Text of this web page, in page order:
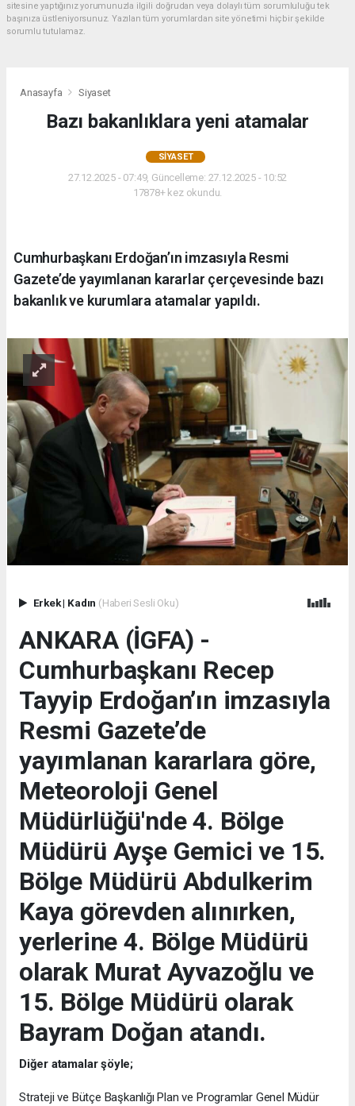
sitesine yaptığınız yorumunuzla ilgili doğrudan veya dolaylı tüm sorumluluğu tek
başınıza üstleniyorsunuz. Yazılan tüm yorumlardan site yönetimi hiçbir şekilde
sorumlu tutulamaz.
Anasayfa Siyaset
Bazı bakanlıklara yeni atamalar
SIYASET
27.12.2025 - 07:49, Güncelleme: 27.12.2025 - 10:52
17878+ kez okundu.
Cumhurbaşkanı Erdoğan’ın imzasıyla Resmi
Gazete’de yayımlanan kararlar çerçevesinde bazı
bakanlık ve kurumlara atamalar yapıldı.
Erkek| Kadın (Haberi Sesli Oku)
ANKARA (İGFA) -
Cumhurbaşkanı Recep
Tayyip Erdoğan’ın imzasıyla
Resmi Gazete’de
yayımlanan kararlara göre,
Meteoroloji Genel
Müdürlüğü'nde 4. Bölge
Müdürü Ayşe Gemici ve 15.
Bölge Müdürü Abdulkerim
Kaya görevden alınırken,
yerlerine 4. Bölge Müdürü
olarak Murat Ayvazoğlu ve
15. Bölge Müdürü olarak
Bayram Doğan atandı.
Diğer atamalar şöyle;
Strateji ve Bütçe Başkanlığı Plan ve Programlar Genel Müdür